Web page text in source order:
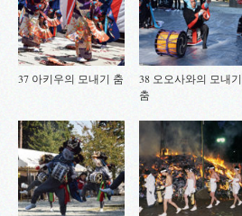
37 아키우의 모내기 춤
38 오오사와의 모내기
춤